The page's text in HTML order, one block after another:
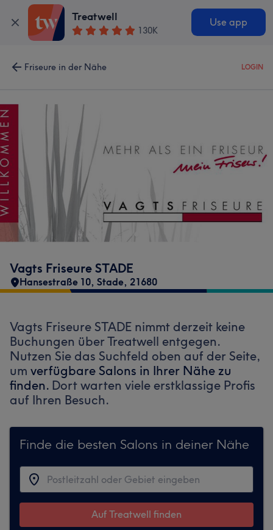
Treatwell
130K
Use app
Friseure in der Nähe LOGIN
Vagts Friseure STADE
Hansestraße 10, Stade, 21680
Vagts Friseure STADE nimmt derzeit keine
Buchungen über Treatwell entgegen.
Nutzen Sie das Suchfeld oben auf der Seite,
um verfügbare Salons in Ihrer Nähe zu
finden. Dort warten viele erstklassige Profis
auf Ihren Besuch.
Finde die besten Salons in deiner Nähe
Auf Treatwell finden